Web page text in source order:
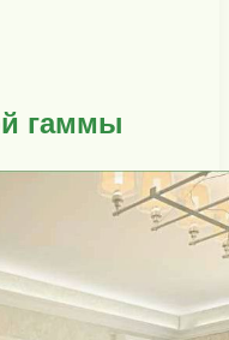
гаммы